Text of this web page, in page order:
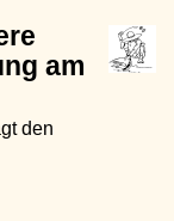
am
den